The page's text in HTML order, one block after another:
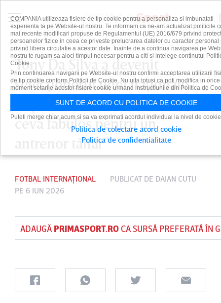
Tony Da Silva a devenit
selecţionerul unei naţionale
importante din Africa. ”Este
ceva fabulos pentru un
antrenor tânăr”
FOTBAL INTERNAȚIONAL PUBLICAT DE DAIAN CUTU
PE 6 IUN 2026
ADAUGĂ PRIMASPORT.ROCA SURSĂ PREFERATĂ ÎN
COMPANIA utilizeaza fisiere de tip cookie pentru a personaliza si imbunatati
experienta ta pe Website-ul nostru. Te informam ca ne-am actualizat politicile
mai recente modificari propuse de Regulamentul (UE) 2016/679 privind
persoanelor fizice in ceea ce priveste prelucrarea datelor cu caracter personal
privind libera circulatie a acestor date. Inainte de a continua navigarea pe
nostru te rugam sa aloci timpul necesar pentru a citi si intelege continutul
Cookie.
Prin continuarea navigarii pe Website-ul nostru confirmi acceptarea utilizarii
de tip cookie conform Politicii de Cookie. Nu uita totusi ca poti modifica in orice
moment setarile acestor fisiere cookie urmand instructiunile din Politica de
SUNT DE ACORD CU POLITICA DE COOKIE
Puteti merge chiar acum si sa va exprimati acordul individual la nivel de
Politica de colectare acord cookie
Politica de confidentialitate